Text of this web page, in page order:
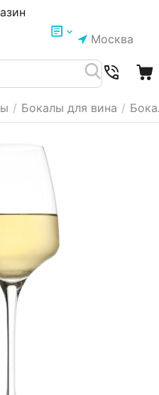
Москва
/ Бокалы для вина /